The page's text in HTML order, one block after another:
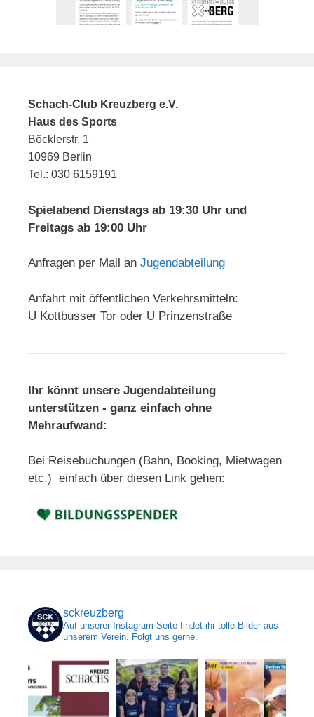
Schach-Club Kreuzberg e.V.
Haus des Sports
Böcklerstr. 1
10969 Berlin
Tel.: 030 6159191
Spielabend Dienstags ab 19:30 Uhr und
Freitags ab 19:00 Uhr
Anfragen per Mail an Jugendabteilung
Anfahrt mit öffentlichen Verkehrsmitteln:
U Kottbusser Tor oder U Prinzenstraße
Ihr könnt unsere Jugendabteilung
unterstützen - ganz einfach ohne
Mehraufwand:
Bei Reisebuchungen (Bahn, Booking, Mietwagen
etc.) einfach über diesen Link gehen:
sckreuzberg
Auf unserer Instagram-Seite findet ihr tolle Bilder aus
unserem Verein. Folgt uns gerne.